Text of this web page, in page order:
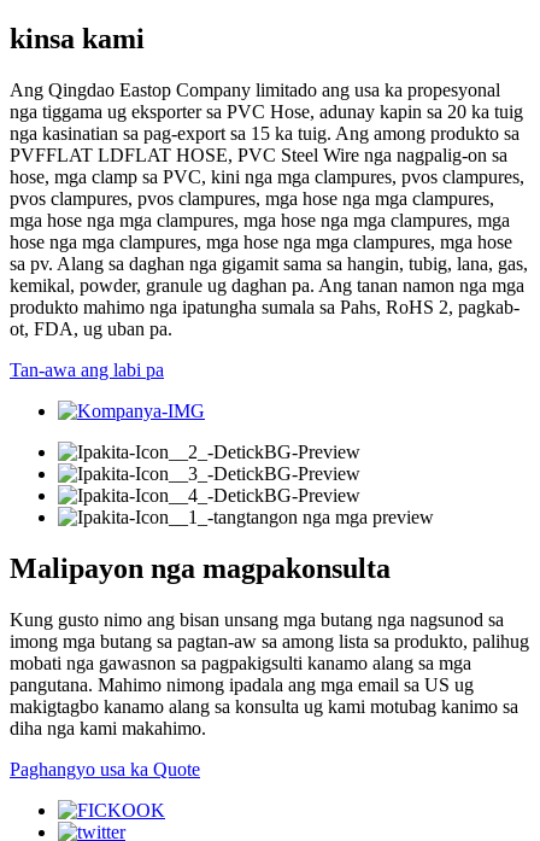
kinsa kami
Ang Qingdao Eastop Company limitado ang usa ka propesyonal
nga tiggama ug eksporter sa PVC Hose, adunay kapin sa 20 ka tuig
nga kasinatian sa pag-export sa 15 ka tuig. Ang among produkto sa
PVFFLAT LDFLAT HOSE, PVC Steel Wire nga nagpalig-on sa
hose, mga clamp sa PVC, kini nga mga clampures, pvos clampures,
pvos clampures, pvos clampures, mga hose nga mga clampures,
mga hose nga mga clampures, mga hose nga mga clampures, mga
hose nga mga clampures, mga hose nga mga clampures, mga hose
sa pv. Alang sa daghan nga gigamit sama sa hangin, tubig, lana, gas,
kemikal, powder, granule ug daghan pa. Ang tanan namon nga mga
produkto mahimo nga ipatungha sumala sa Pahs, RoHS 2, pagkab-
ot, FDA, ug uban pa.
Tan-awa ang labi pa
Malipayon nga magpakonsulta
Kung gusto nimo ang bisan unsang mga butang nga nagsunod sa
imong mga butang sa pagtan-aw sa among lista sa produkto, palihug
mobati nga gawasnon sa pagpakigsulti kanamo alang sa mga
pangutana. Mahimo nimong ipadala ang mga email sa US ug
makigtagbo kanamo alang sa konsulta ug kami motubag kanimo sa
diha nga kami makahimo.
Paghangyo usa ka Quote